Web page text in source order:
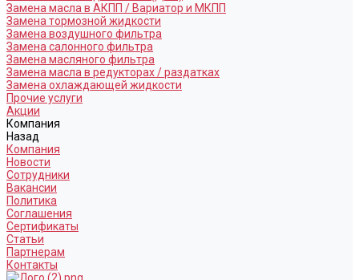
Замена масла в АКПП / Вариатор и МКПП
Замена тормозной жидкости
Замена воздушного фильтра
Замена салонного фильтра
Замена масляного фильтра
Замена масла в редукторах / раздатках
Замена охлаждающей жидкости
Прочие услуги
Акции
Компания
Назад
Компания
Новости
Сотрудники
Вакансии
Политика
Соглашения
Сертификаты
Статьи
Партнерам
Контакты